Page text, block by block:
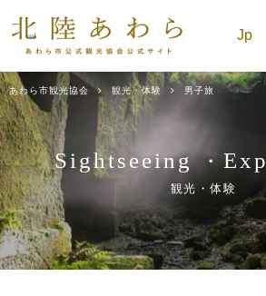
あわら市観光協会 観光・体験 男子旅
Sightseeing・
観光・体験